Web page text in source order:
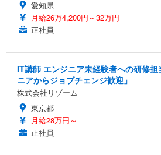
愛知県
月給26万4,200円～32万円
正社員
IT講師 エンジニア未経験者への研修
ニアからジョブチェンジ歓迎」
株式会社リゾーム
東京都
月給28万円～
正社員